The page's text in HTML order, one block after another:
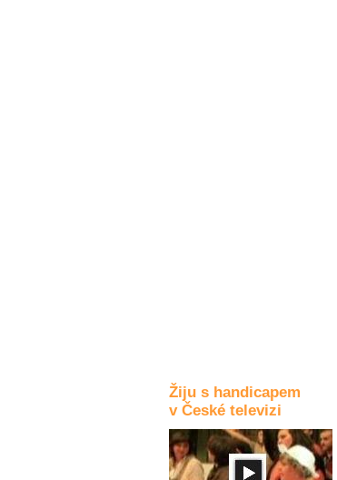
Žiju s handicapem
v České televizi